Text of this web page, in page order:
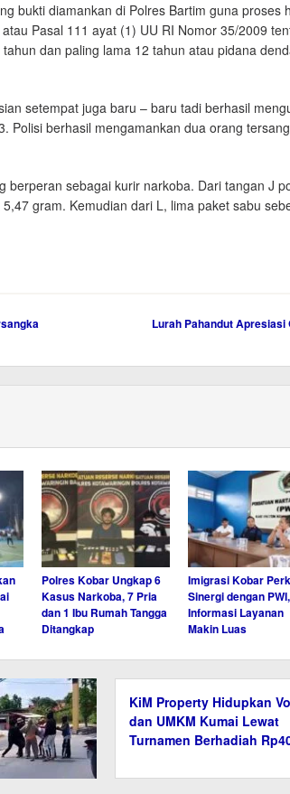
bukti diamankan di Polres Bartim guna proses
Pasal 111 ayat (1) UU RI Nomor 35/2009
dan paling lama 12 tahun atau pidana
setempat juga baru – baru tadi berhasil
Polisi berhasil mengamankan dua orang
berperan sebagai kurir narkoba. Dari tangan J
gram. Kemudian dari L, lima paket sabu
Lurah Pahandut Apresiasi
Polres Kobar Ungkap 6
Kasus Narkoba, 7 Pria
dan 1 Ibu Rumah Tangga
Ditangkap
Imigrasi Kobar
Sinergi dengan PWI,
Informasi Layanan
Makin Luas
KiM Property Hidupkan
dan UMKM Kumai Lewat
Turnamen Berhadiah